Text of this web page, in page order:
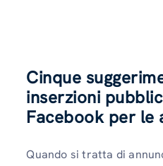
Cinque
inserzioni
Facebook per le
Quando si tratta di